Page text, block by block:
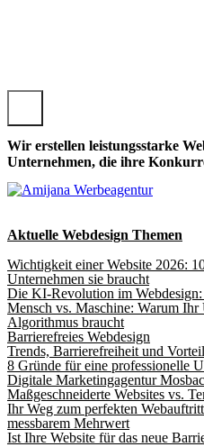
Wir erstellen leistungsstarke
Unternehmen, die ihre
Aktuelle Webdesign Themen
Wichtigkeit einer Website 2026:
Unternehmen sie braucht
Die KI-Revolution im
Mensch vs. Maschine: Warum Ihr
Algorithmus braucht
Barrierefreies Webdesign
Trends, Barrierefreiheit und
8 Gründe für eine professionelle
Digitale Marketingagentur
Maßgeschneiderte Websites vs.
Ihr Weg zum perfekten
messbarem Mehrwert
Ist Ihre Website für das neue